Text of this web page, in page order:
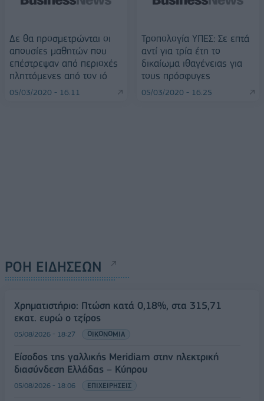
Δε θα προσμετρώνται οι
απουσίες μαθητών που
επέστρεψαν από περιοχές
πληττόμενες από τον ιό
05/03/2020 - 16:11
Τροπολογία ΥΠΕΣ: Σε επτά
αντί για τρία έτη το
δικαίωμα ιθαγένειας για
τους πρόσφυγες
05/03/2020 - 16:25
ΡΟΗ ΕΙΔΗΣΕΩΝ
Χρηματιστήριο: Πτώση κατά 0,18%, στα 315,71
εκατ. ευρώ ο τζίρος
05/08/2026 - 18:27 ΟΙΚΟΝΟΜΙΑ
Είσοδος της γαλλικής Meridiam στην ηλεκτρική
διασύνδεση Ελλάδας – Κύπρου
05/08/2026 - 18:06 ΕΠΙΧΕΙΡΗΣΕΙΣ